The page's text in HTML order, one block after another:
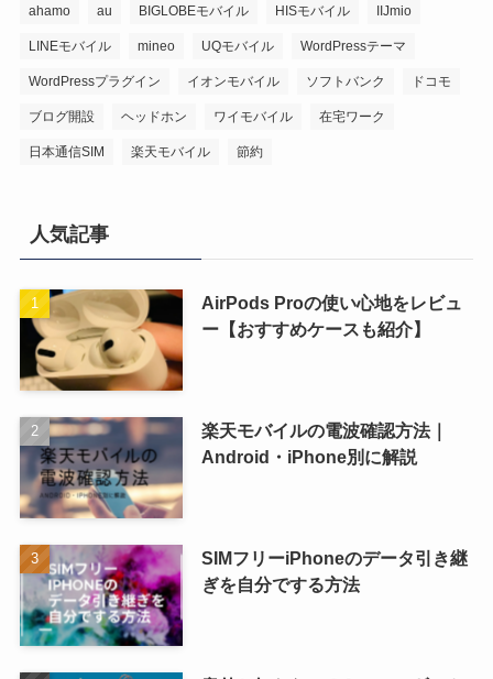
ahamo au BIGLOBEモバイル HISモバイル IIJmio
LINEモバイル mineo UQモバイル WordPressテーマ
WordPressプラグイン イオンモバイル ソフトバンク ドコモ
ブログ開設 ヘッドホン ワイモバイル 在宅ワーク
日本通信SIM 楽天モバイル 節約
人気記事
AirPods Proの使い心地をレビュ
ー【おすすめケースも紹介】
楽天モバイルの電波確認方法｜
Android・iPhone別に解説
SIMフリーiPhoneのデータ引き継
ぎを自分でする方法